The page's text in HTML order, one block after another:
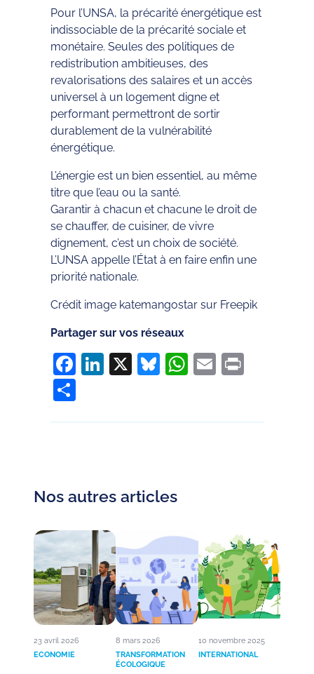
Pour l’UNSA, la précarité énergétique est
indissociable de la précarité sociale et
monétaire. Seules des politiques de
redistribution ambitieuses, des
revalorisations des salaires et un accès
universel à un logement digne et
performant permettront de sortir
durablement de la vulnérabilité
énergétique.
L’énergie est un bien essentiel, au même
titre que l’eau ou la santé.
Garantir à chacun et chacune le droit de
se chauffer, de cuisiner, de vivre
dignement, c’est un choix de société.
L’UNSA appelle l’État à en faire enfin une
priorité nationale.
Crédit image katemangostar sur Freepik
Partager sur vos réseaux
Facebook
LinkedIn
X Bluesky
WhatsApp
Email
Nos autres articles
23 avril 2026
ECONOMIE
8 mars 2026
TRANSFORMATION
ÉCOLOGIQUE
10 novembre 2025
INTERNATIONAL